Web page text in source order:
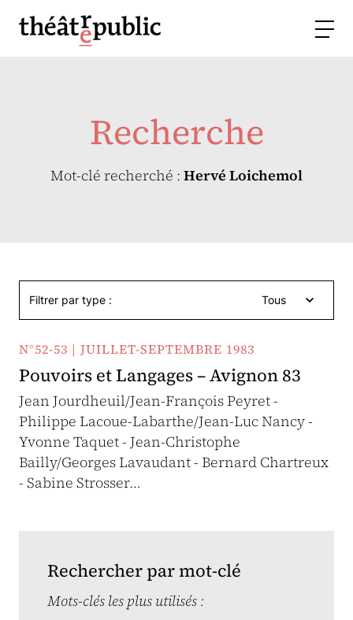
Recherche
Mot-clé recherché : Hervé Loichemol
Filtrer par type : Tous
N°52-53 | JUILLET-SEPTEMBRE 1983
Pouvoirs et Langages – Avignon 83
Jean Jourdheuil/Jean-François Peyret -
Philippe Lacoue-Labarthe/Jean-Luc Nancy -
Yvonne Taquet - Jean-Christophe
Bailly/Georges Lavaudant - Bernard Chartreux
- Sabine Strosser…
Rechercher par mot-clé
Mots-clés les plus utilisés :